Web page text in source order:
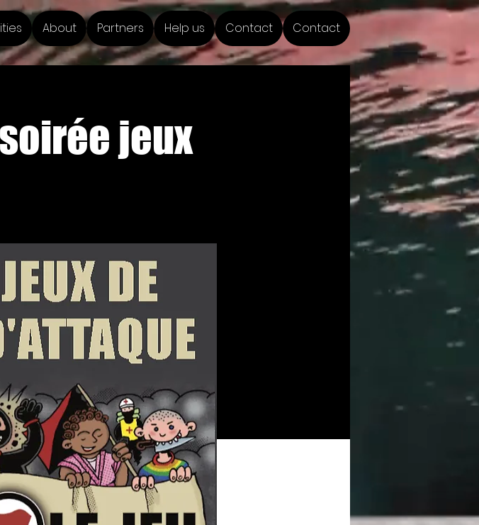
About Partners Help us Contact Contact
jeux